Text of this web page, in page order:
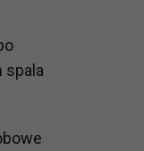
spala